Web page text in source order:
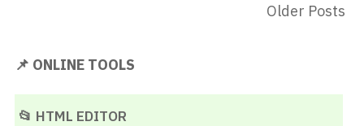
Older Posts
📌 ONLINE TOOLS
📂 HTML EDITOR